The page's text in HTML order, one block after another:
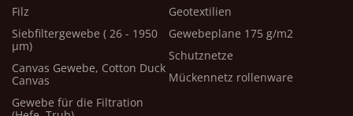
Filz
Siebfiltergewebe ( 26 - 1950
μm)
Canvas Gewebe, Cotton Duck
Canvas
Gewebe für die Filtration
Geotextilien
Gewebeplane 175 g/m2
Schutznetze
Mückennetz rollenware